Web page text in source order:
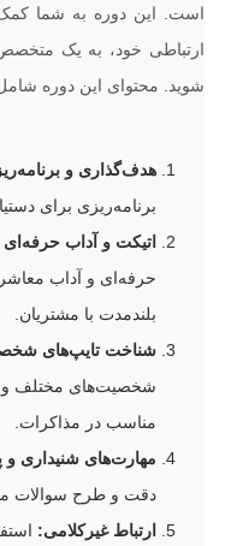
است. این دوره به شما
ارتباطی خود، به یک
شوید. محتوای این دوره
هدف‌گذاری و
برنامه‌ریزی برای
اتیکت و آداب حرفه‌ای
حرفه‌ای و آداب
بلندمدت با مشتریان.
شناخت تایپ‌های
شخصیت‌های مختلف و
مناسب در مذاکرات.
مهارت‌های شنیداری
دقت و طرح سوالات
ارتباط غیرکلامی: